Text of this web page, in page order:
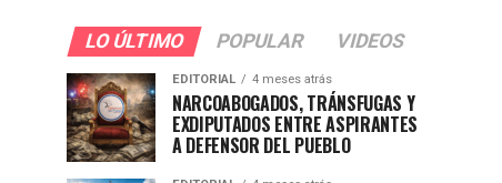
LO ÚLTIMO POPULAR VIDEOS
EDITORIAL 4 meses atrás
NARCOABOGADOS, TRÁNSFUGAS Y
EXDIPUTADOS ENTRE ASPIRANTES
A DEFENSOR DEL PUEBLO